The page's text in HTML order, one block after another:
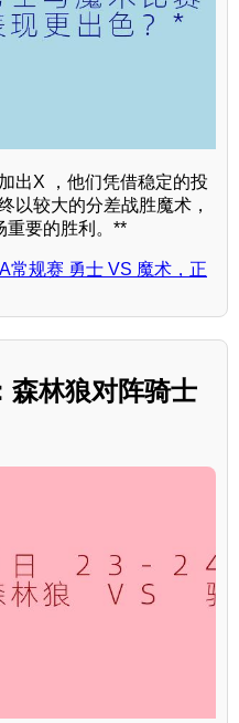
出X ，他们凭借稳定的投
以较大的分差战胜魔术，
重要的胜利。**
常规赛 勇士 VS 魔术，正
森林狼对阵骑士